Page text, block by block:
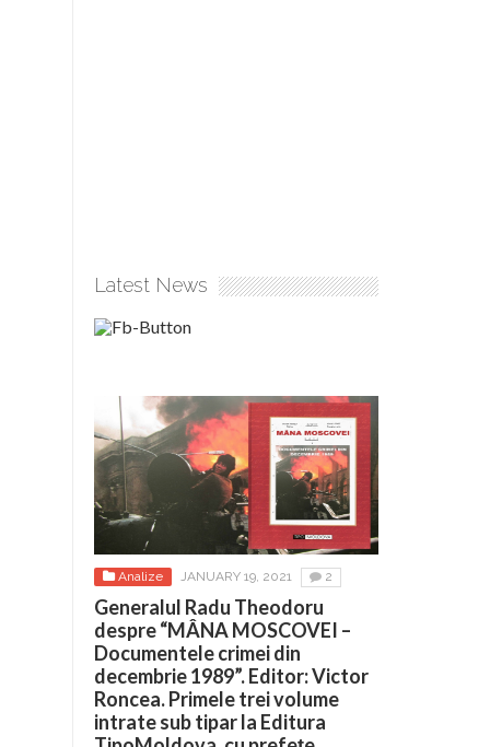
Latest News
Analize JANUARY 19, 2021 2
Generalul Radu Theodoru
despre “MÂNA MOSCOVEI –
Documentele crimei din
decembrie 1989”. Editor: Victor
Roncea. Primele trei volume
intrate sub tipar la Editura